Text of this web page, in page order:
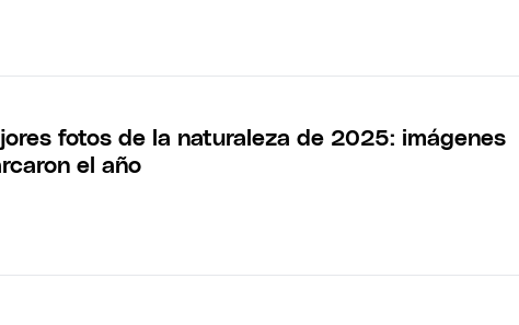
fotos de la naturaleza de 2025: imágenes
el año